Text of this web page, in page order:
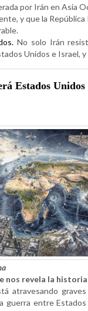
por Irán en Asia
y que la República
No solo Irán
Unidos e Israel, y
Estados
nos revela la
atravesando
guerra entre